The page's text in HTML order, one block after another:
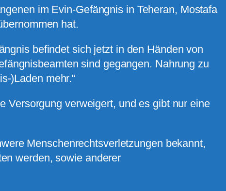
im Evin-Gefängnis in Teheran, Mostafa
hat.
befindet sich jetzt in den Händen von
sind gegangen. Nahrung zu
)Laden mehr.“
Versorgung verweigert, und es gibt nur eine
Menschenrechtsverletzungen bekannt,
werden, sowie anderer